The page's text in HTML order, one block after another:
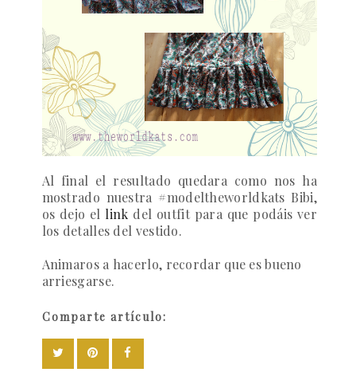
Al final el resultado quedara como nos ha
mostrado nuestra #modeltheworldkats Bibi,
os dejo el link del outfit para que podáis ver
los detalles del vestido.
Animaros a hacerlo, recordar que es bueno
arriesgarse.
Comparte artículo: